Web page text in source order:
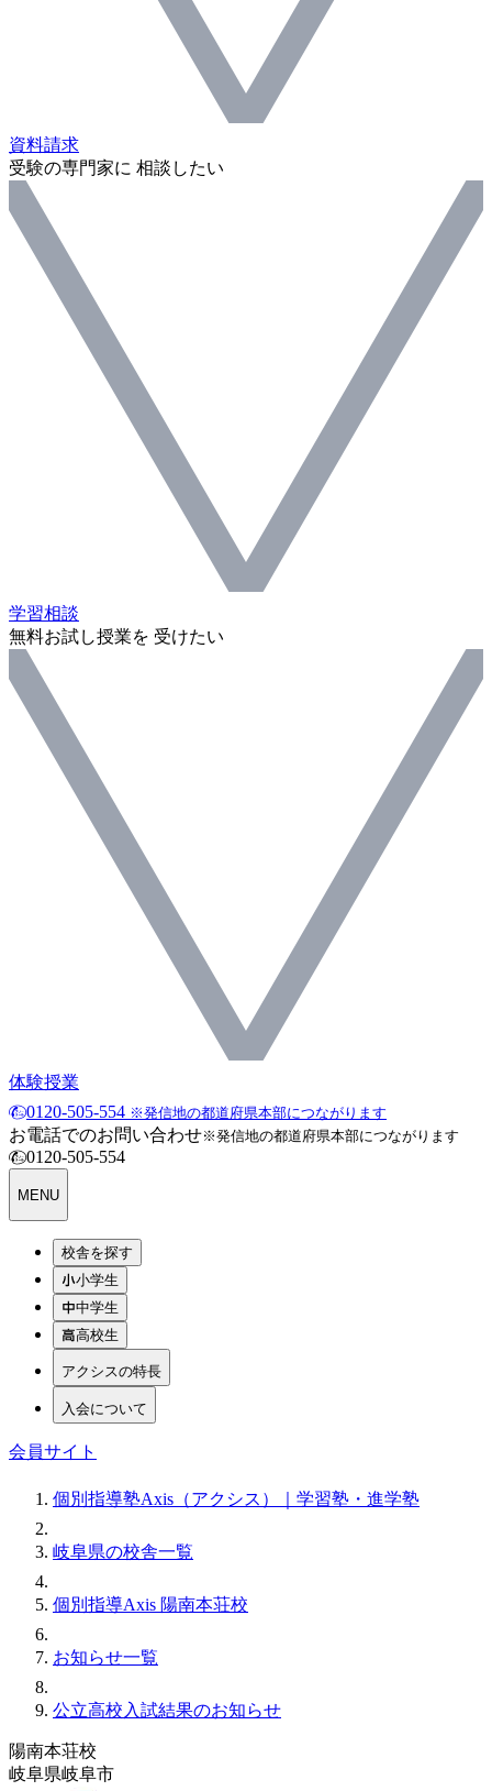
資料請求
受験の専門家に 相談したい
学習相談
無料お試し授業を 受けたい
体験授業
0120-505-554 ※発信地の都道府県本部につながります
お電話でのお問い合わせ※発信地の都道府県本部につながります
0120-505-554
MENU
校舎を探す
小学生
中学生
高校生
アクシスの特長
入会について
会員サイト
個別指導塾Axis（アクシス）｜学習塾・進学塾
岐阜県の校舎一覧
個別指導Axis 陽南本荘校
お知らせ一覧
公立高校入試結果のお知らせ
陽南本荘校
岐阜県岐阜市